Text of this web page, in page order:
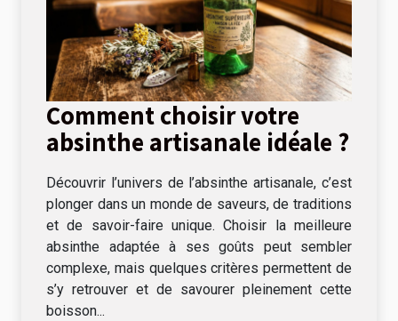
Comment choisir votre
absinthe artisanale idéale ?
Découvrir l’univers de l’absinthe artisanale, c’est
plonger dans un monde de saveurs, de traditions
et de savoir-faire unique. Choisir la meilleure
absinthe adaptée à ses goûts peut sembler
complexe, mais quelques critères permettent de
s’y retrouver et de savourer pleinement cette
boisson...